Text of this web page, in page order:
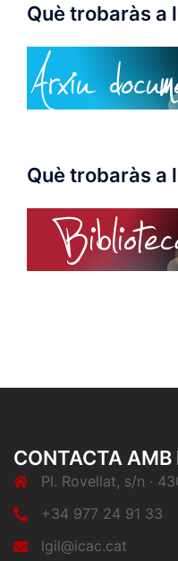
Què trobaràs a
Què trobaràs a
CONTACTA AMB
Pl. Rovellat, s/n ·
+34 977 24 91 33
lgil@icac.cat